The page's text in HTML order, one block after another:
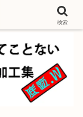
するブログ
検索